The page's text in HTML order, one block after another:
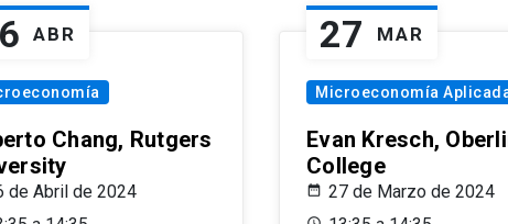
ABR
Chang, Rutgers
de Abril de 2024
27 MAR
Microeconomía
Evan Kresch,
College
27 de Marzo de 2024